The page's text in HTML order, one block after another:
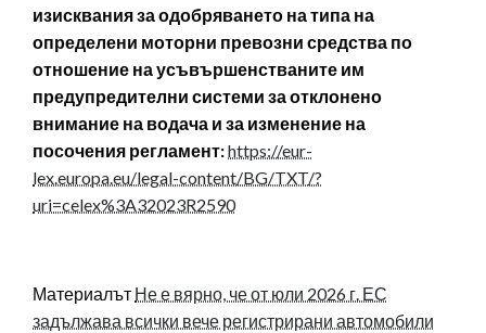
изисквания за одобряването на типа на
определени моторни превозни средства по
отношение на усъвършенстваните им
предупредителни системи за отклонено
внимание на водача и за изменение на
посочения регламент:https://eur-
lex.europa.eu/legal-content/BG/TXT/?
uri=celex%3A32023R2590
Материалът Не е вярно, че от юли 2026 г. ЕС
задължава всички вече регистрирани автомобили